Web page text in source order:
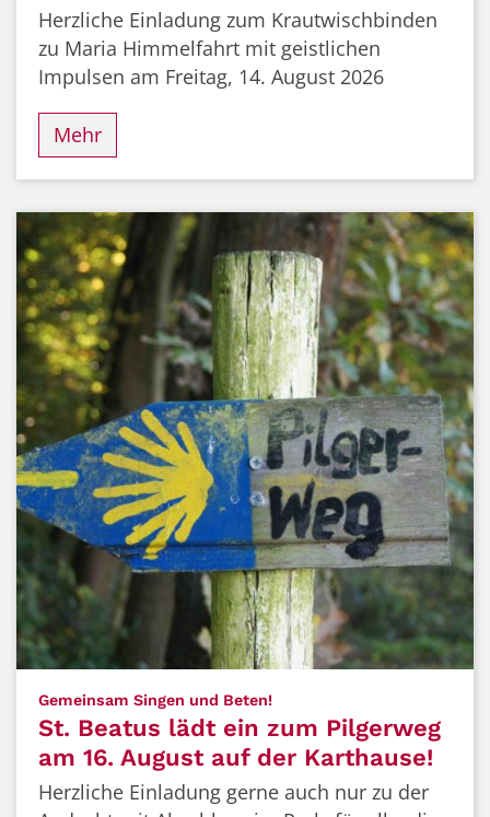
Herzliche Einladung zum Krautwischbinden
zu Maria Himmelfahrt mit geistlichen
Impulsen am Freitag, 14. August 2026
Mehr
Gemeinsam Singen und Beten!:
St. Beatus lädt ein zum Pilgerweg
am 16. August auf der Karthause!
Herzliche Einladung gerne auch nur zu der